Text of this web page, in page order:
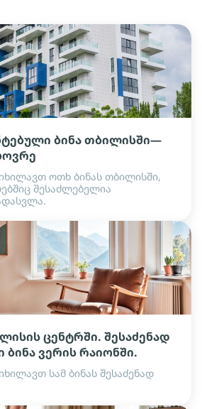
ბინა თბილისში—
ოთხ ბინას თბილისში,
შესაძლებელია
ცენტრში. შესაძენად
ბინა ვერის რაიონში.
სამ ბინას შესაძენად